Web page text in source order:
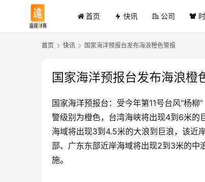
首页 快讯 公司
首页 快讯 国家海洋预报台发布海浪橙色警报
国家海洋预报台发布海浪橙
国家海洋预报台：受今年第11号台风“杨
警级别为橙色，台湾海峡将出现4到6米的
海域将出现3到4.5米的大浪到巨浪，该近
部、广东东部近岸海域将出现2到3米的中
施。